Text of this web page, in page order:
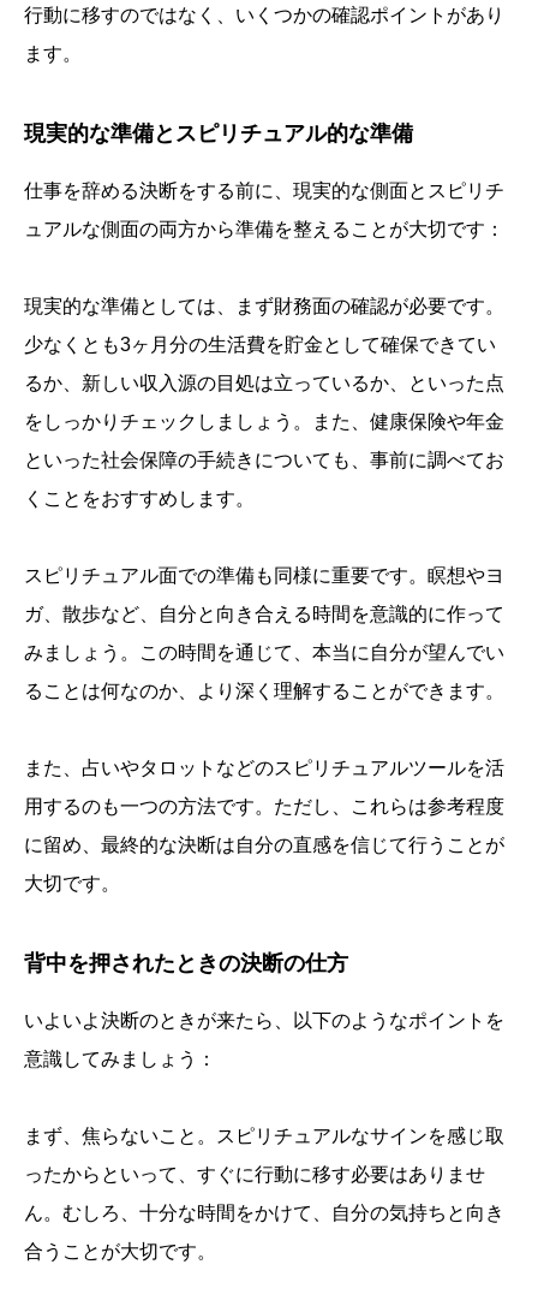
行動に移すのではなく、いくつかの確認ポイントがあり
ます。
現実的な準備とスピリチュアル的な準備
仕事を辞める決断をする前に、現実的な側面とスピリチ
ュアルな側面の両方から準備を整えることが大切です：
現実的な準備としては、まず財務面の確認が必要です。
少なくとも3ヶ月分の生活費を貯金として確保できてい
るか、新しい収入源の目処は立っているか、といった点
をしっかりチェックしましょう。また、健康保険や年金
といった社会保障の手続きについても、事前に調べてお
くことをおすすめします。
スピリチュアル面での準備も同様に重要です。瞑想やヨ
ガ、散歩など、自分と向き合える時間を意識的に作って
みましょう。この時間を通じて、本当に自分が望んでい
ることは何なのか、より深く理解することができます。
また、占いやタロットなどのスピリチュアルツールを活
用するのも一つの方法です。ただし、これらは参考程度
に留め、最終的な決断は自分の直感を信じて行うことが
大切です。
背中を押されたときの決断の仕方
いよいよ決断のときが来たら、以下のようなポイントを
意識してみましょう：
まず、焦らないこと。スピリチュアルなサインを感じ取
ったからといって、すぐに行動に移す必要はありませ
ん。むしろ、十分な時間をかけて、自分の気持ちと向き
合うことが大切です。